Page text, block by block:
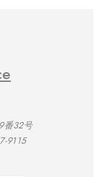
番32号
9115